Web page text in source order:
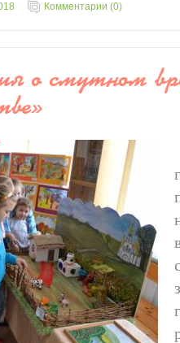
Комментарии (0)
о смутном